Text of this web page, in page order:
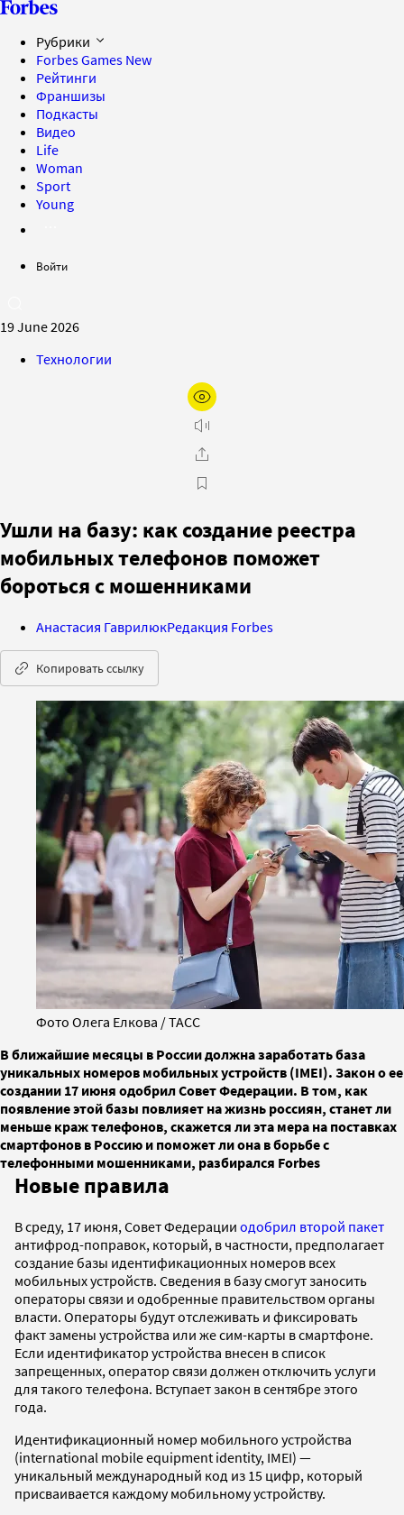
Рубрики
Forbes Games New
Рейтинги
Франшизы
Подкасты
Видео
Life
Woman
Sport
Young
Войти
19 June 2026
Технологии
Ушли на базу: как создание реестра
мобильных телефонов поможет
бороться с мошенниками
Анастасия ГаврилюкРедакция Forbes
Копировать ссылку
Фото Олега Елкова / ТАСС
В ближайшие месяцы в России должна заработать база
уникальных номеров мобильных устройств (IMEI). Закон о ее
создании 17 июня одобрил Совет Федерации. В том, как
появление этой базы повлияет на жизнь россиян, станет ли
меньше краж телефонов, скажется ли эта мера на поставках
смартфонов в Россию и поможет ли она в борьбе с
телефонными мошенниками, разбирался Forbes
Новые правила
В среду, 17 июня, Совет Федерации одобрил второй пакет
антифрод-поправок, который, в частности, предполагает
создание базы идентификационных номеров всех
мобильных устройств. Сведения в базу смогут заносить
операторы связи и одобренные правительством органы
власти. Операторы будут отслеживать и фиксировать
факт замены устройства или же сим-карты в смартфоне.
Если идентификатор устройства внесен в список
запрещенных, оператор связи должен отключить услуги
для такого телефона. Вступает закон в сентябре этого
года.
Идентификационный номер мобильного устройства
(international mobile equipment identity, IMEI) —
уникальный международный код из 15 цифр, который
присваивается каждому мобильному устройству.